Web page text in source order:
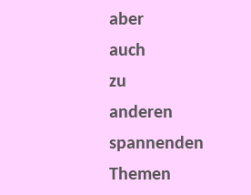
aber
auch
zu
anderen
spannenden
Themen